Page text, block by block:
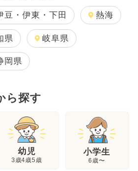
豆・伊東・下田 熱海
県 岐阜県
岡県
ら探す
幼児
3歳4歳5歳
小学生
6歳〜